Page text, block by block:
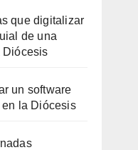
que digitalizar
de una
Diócesis
un software
la Diócesis